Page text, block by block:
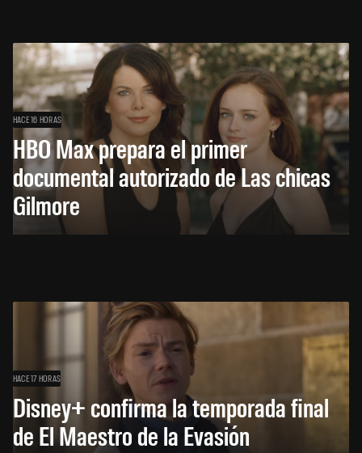
HACE 16 HORAS
HBO Max prepara el primer
documental autorizado de Las chicas
Gilmore
HACE 17 HORAS
Disney+ confirma la temporada final
de El Maestro de la Evasión